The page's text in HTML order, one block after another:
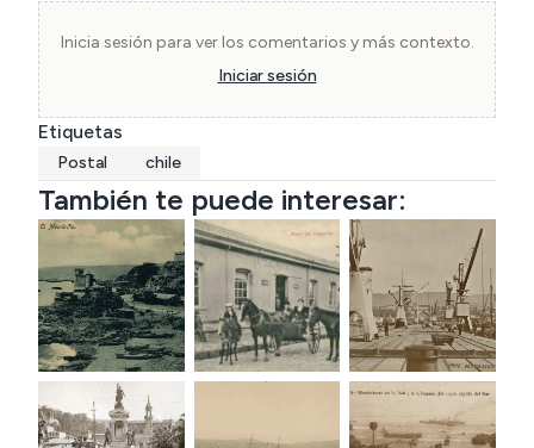
Inicia sesión para ver los comentarios y más contexto.
Iniciar sesión
Etiquetas
Postal chile
También te puede interesar: